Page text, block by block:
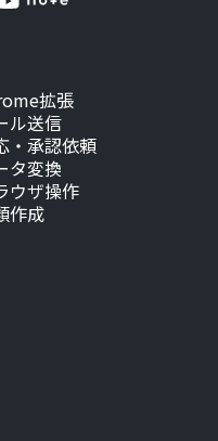
拡張
ル送信
・承認依頼
タ変換
ウザ操作
作成